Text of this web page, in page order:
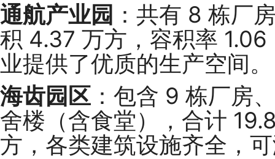
通航产业园 ：共有 8 栋厂
积 4.37 万方，容积率
业提供了优质的生产空间。
海齿园区 ：包含 9 栋厂房
舍楼（含食堂），合计
方，各类建筑设施齐全，